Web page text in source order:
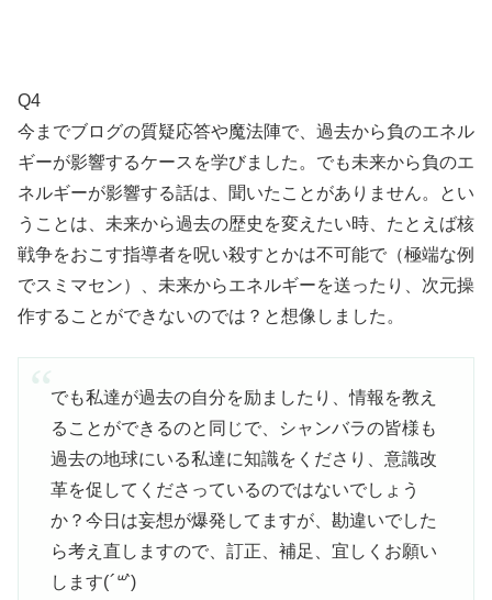
Q4
今までブログの質疑応答や魔法陣で、過去から負のエネル
ギーが影響するケースを学びました。でも未来から負のエ
ネルギーが影響する話は、聞いたことがありません。とい
うことは、未来から過去の歴史を変えたい時、たとえば核
戦争をおこす指導者を呪い殺すとかは不可能で（極端な例
でスミマセン）、未来からエネルギーを送ったり、次元操
作することができないのでは？と想像しました。
でも私達が過去の自分を励ましたり、情報を教え
ることができるのと同じで、シャンバラの皆様も
過去の地球にいる私達に知識をくださり、意識改
革を促してくださっているのではないでしょう
か？今日は妄想が爆発してますが、勘違いでした
ら考え直しますので、訂正、補足、宜しくお願い
します(´꒳`)